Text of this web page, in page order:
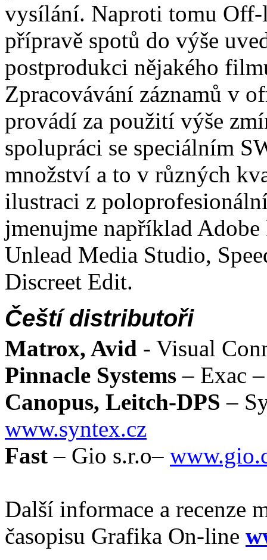
vysílání. Naproti tomu
přípravě spotů do výše
postprodukci nějakého
Zpracovávání záznamů v
provádí za použití výše
spolupráci se speciálním
množství a to v různých
ilustraci z
jmenujme například
Unlead Media Studio,
Discreet Edit.
Čeští distributoři
Matrox, Avid - Visual
Pinnacle Systems – Exac
Canopus, Leitch-DPS –
www.syntex.cz
Fast – Gio s.r.o–
Další informace a recenze
časopisu Grafika On-line